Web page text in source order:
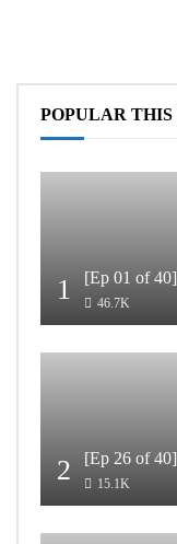
POPULAR
1 46.7K
2 15.1K